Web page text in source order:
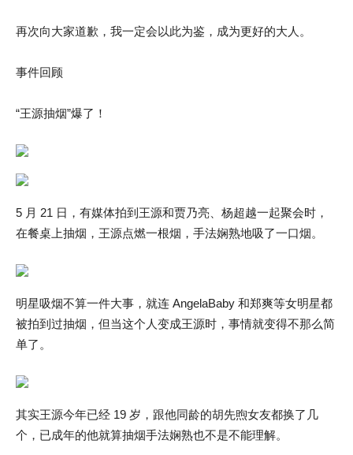
再次向大家道歉，我一定会以此为鉴，成为更好的大人。
事件回顾
“王源抽烟”爆了！
5 月 21 日，有媒体拍到王源和贾乃亮、杨超越一起聚会时，
在餐桌上抽烟，王源点燃一根烟，手法娴熟地吸了一口烟。
明星吸烟不算一件大事，就连 AngelaBaby 和郑爽等女明星都
被拍到过抽烟，但当这个人变成王源时，事情就变得不那么简
单了。
其实王源今年已经 19 岁，跟他同龄的胡先煦女友都换了几
个，已成年的他就算抽烟手法娴熟也不是不能理解。